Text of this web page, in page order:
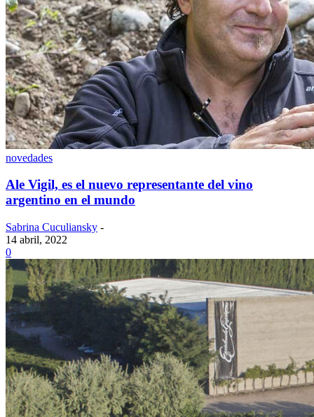
novedades
Ale Vigil, es el nuevo representante del vino
argentino en el mundo
Sabrina Cuculiansky -
14 abril, 2022
0